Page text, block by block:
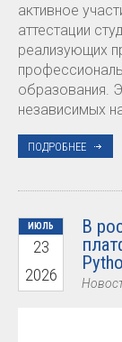
активное
аттестации
реализующих
образования.
независимых
ПОДРОБНЕЕ
ИЮЛЬ
23
2026
В